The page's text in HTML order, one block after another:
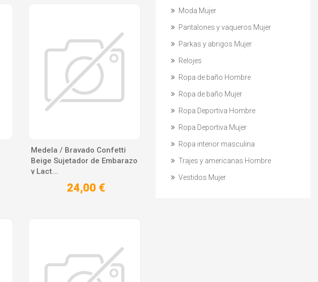
Moda Mujer
Pantalones y vaqueros Mujer
Parkas y abrigos Mujer
Relojes
Ropa de baño Hombre
Ropa de baño Mujer
Ropa Deportiva Hombre
Ropa Deportiva Mujer
Ropa interior masculina
Trajes y americanas Hombre
Vestidos Mujer
Medela / Bravado Confetti
Beige Sujetador de Embarazo
y Lact...
24,00 €